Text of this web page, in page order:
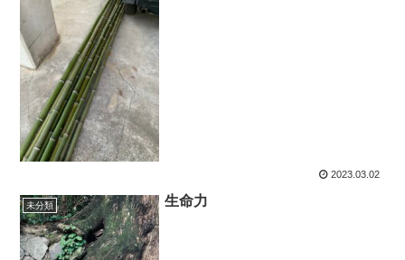
2023.03.02
未分類 生命力